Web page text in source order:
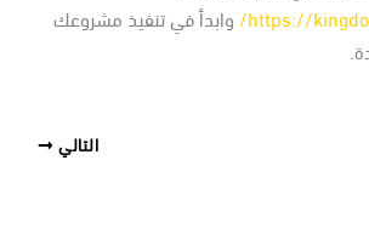
https:// وابدأ في تنفيذ مشروعك
التالي